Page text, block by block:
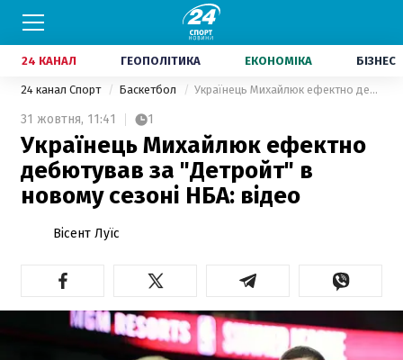
24 КАНАЛ ГЕОПОЛІТИКА ЕКОНОМІКА БІЗНЕС
24 канал Спорт Баскетбол Українець Михайлюк ефектно дебютував за "Детройт" в новому сезоні НБА: відео
31 жовтня, 11:41 1
Українець Михайлюк ефектно
дебютував за "Детройт" в
новому сезоні НБА: відео
Вісент Луїс